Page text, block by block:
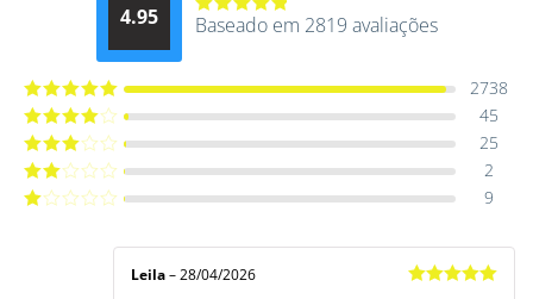
4.95
Avaliação
Baseado em 2819 avaliações
Avaliação5
2738
Avaliação
45
Avaliação
25
Avaliação
2
9
Leila – 28/04/2026